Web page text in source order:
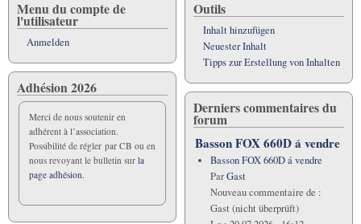
Menu du compte de
l'utilisateur
Anmelden
Adhésion 2026
Merci de nous soutenir en
adhérent à l’association.
Possibilité de régler par CB ou en
nous revoyant le bulletin sur la
page adhésion.
Outils
Inhalt hinzufügen
Neuester Inhalt
Tipps zur Erstellung von Inhalten
Derniers commentaires du
forum
Basson FOX 660D á vendre
Basson FOX 660D á vendre
ParGast
Nouveau commentaire de :
Gast (nicht überprüft)